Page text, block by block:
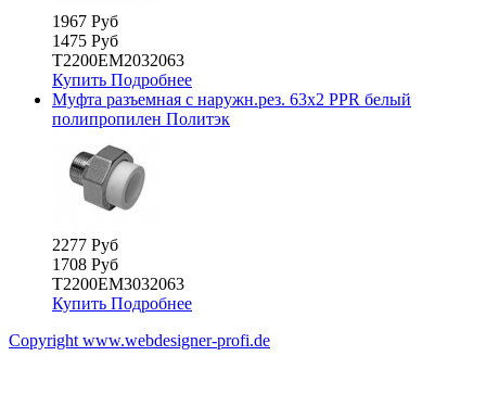
1967 Руб
1475 Руб
Т2200ЕМ2032063
Купить Подробнее
Муфта разъемная с наружн.рез. 63х2 PPR белый
полипропилен Политэк
2277 Руб
1708 Руб
Т2200ЕМ3032063
Купить Подробнее
Copyright www.webdesigner-profi.de